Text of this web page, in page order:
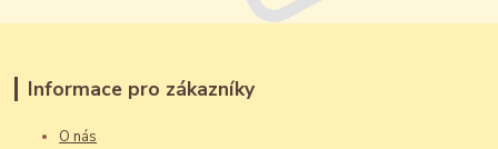
Informace pro zákazníky
O nás